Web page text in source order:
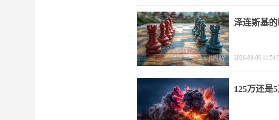
泽连斯基
2026-08-06
125万还是